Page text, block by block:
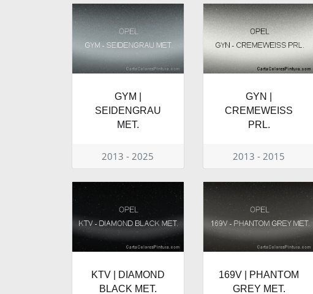
GYM |
SEIDENGRAU
MET.
2013 - 2025
GYN |
CREMEWEISS
PRL.
2013 - 2015
KTV | DIAMOND
BLACK MET.
169V | PHANTOM
GREY MET.